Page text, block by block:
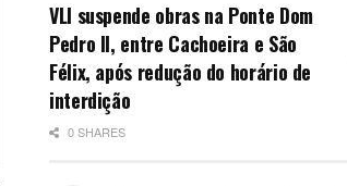
VLI suspende obras na Ponte Dom
Pedro II, entre Cachoeira e São
Félix, após redução do horário de
interdição
0 SHARES